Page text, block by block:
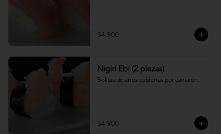
$4.900
Nigiri Ebi (2 piezas)
Bolitas de arroz cubiertas por camarón.
$4.900